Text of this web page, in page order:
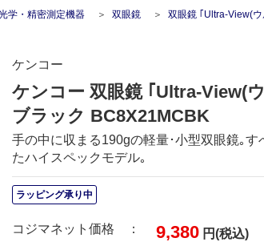
学・精密測定機器 双眼鏡 双眼鏡 ｢Ultra-View(ウル
ケンコー
ケンコー 双眼鏡 ｢Ultra-View(
ブラック BC8X21MCBK
手の中に収まる190gの軽量･小型双眼鏡｡
たハイスペックモデル｡
ラッピング承り中
コジマネット価格 ： 9,380 円(税込)